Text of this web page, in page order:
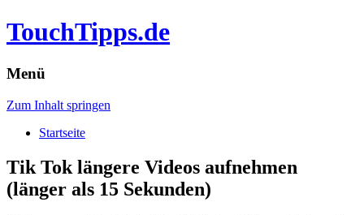
TouchTipps.de
Menü
Zum Inhalt springen
Startseite
Tik Tok längere Videos aufnehmen
(länger als 15 Sekunden)